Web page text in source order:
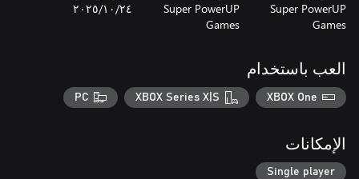
Super PowerUP
Games
Super PowerUP
Games
٢٤‏/١٠‏/٢٠٢٥
العب باستخدام
XBOX One
XBOX Series X|S
PC
الإمكانات
Single player